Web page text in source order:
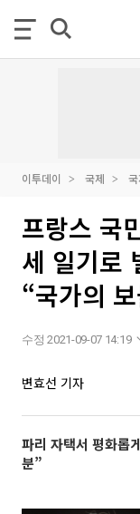
이투데이 국제
프랑스 국
세 일기로
“국가의
수정 2021-09-07 14:19
변효선 기자
파리 자택서 평화롭
분”